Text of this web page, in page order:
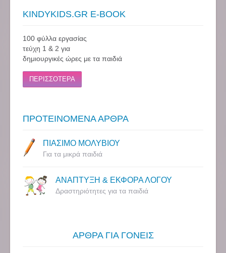
KINDYKIDS.GR E-BOOK
100 φύλλα εργασίας
τεύχη 1 & 2 για
δημιουργικές ώρες με τα παιδιά
ΠΕΡΙΣΣΟΤΕΡΑ
ΠΡΟΤΕΙΝΟΜΕΝΑ ΑΡΘΡΑ
ΠΙΑΣΙΜΟ ΜΟΛΥΒΙΟΥ
Για τα μικρά παιδιά
ΑΝΑΠΤΥΞΗ & ΕΚΦΟΡΑ ΛΟΓΟΥ
Δραστηριότητες για τα παιδιά
ΑΡΘΡΑ ΓΙΑ ΓΟΝΕΙΣ